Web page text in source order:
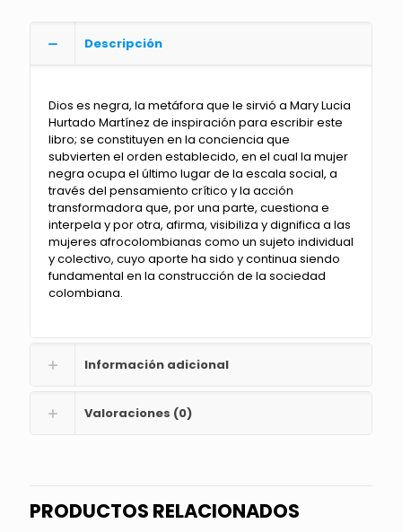
Descripción
Dios es negra, la metáfora que le sirvió a Mary Lucia
Hurtado Martínez de inspiración para escribir este
libro; se constituyen en la conciencia que
subvierten el orden establecido, en el cual la mujer
negra ocupa el último lugar de la escala social, a
través del pensamiento crítico y la acción
transformadora que, por una parte, cuestiona e
interpela y por otra, afirma, visibiliza y dignifica a las
mujeres afrocolombianas como un sujeto individual
y colectivo, cuyo aporte ha sido y continua siendo
fundamental en la construcción de la sociedad
colombiana.
Información adicional
Valoraciones (0)
PRODUCTOS RELACIONADOS